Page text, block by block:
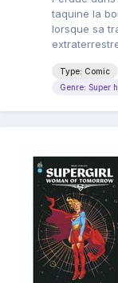
taquine la
lorsque sa
Type: Comic
Genre: Super